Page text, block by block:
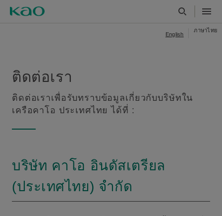
English
ภาษาไทย
ติดต่อเรา
ติดต่อเราเพื่อรับทราบข้อมูลเกี่ยวกับบริษัทใน
เครือคาโอ ประเทศไทย ได้ที่ :
บริษัท คาโอ อินดัสเตรียล
(ประเทศไทย) จำกัด